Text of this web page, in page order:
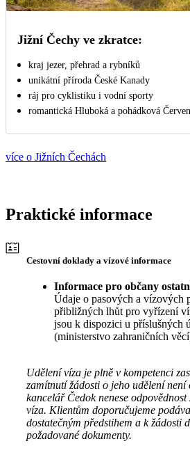
Jižní Čechy ve zkratce:
kraj jezer, přehrad a rybníků
unikátní příroda České Kanady
ráj pro cyklistiku i vodní sporty
romantická Hluboká a pohádková
více o Jižních Čechách
Praktické informace
Cestovní doklady a vízové informace
Informace pro občany
Údaje o pasových a vízových
přibližných lhůt pro vyřízení
jsou k dispozici u příslušných
(ministerstvo zahraničních
Udělení víza je plně v kompetenci
zamítnutí žádosti o jeho udělení
kancelář Čedok nenese
víza. Klientům doporučujeme
dostatečným předstihem a k žádosti
požadované dokumenty.